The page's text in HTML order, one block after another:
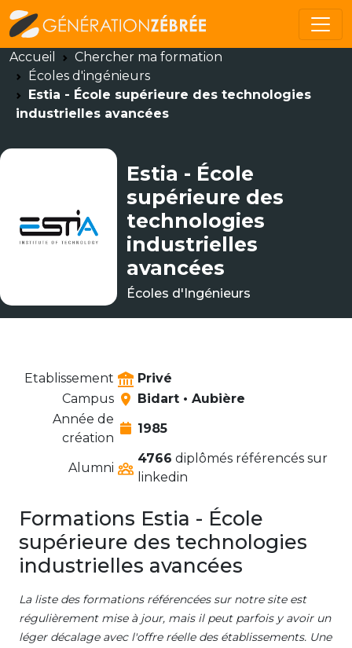
Accueil
Chercher ma formation
Écoles d'ingénieurs
Estia - École supérieure des technologies
industrielles avancées
Estia - École
supérieure des
technologies
industrielles
avancées
Écoles d'Ingénieurs
Etablissement
Privé
Campus
Bidart • Aubière
Année de
création
1985
Alumni
4766 diplômés référencés sur
linkedin
Formations Estia - École
supérieure des technologies
industrielles avancées
La liste des formations référencées sur notre site est
régulièrement mise à jour, mais il peut parfois y avoir un
léger décalage avec l'offre réelle des établissements. Une